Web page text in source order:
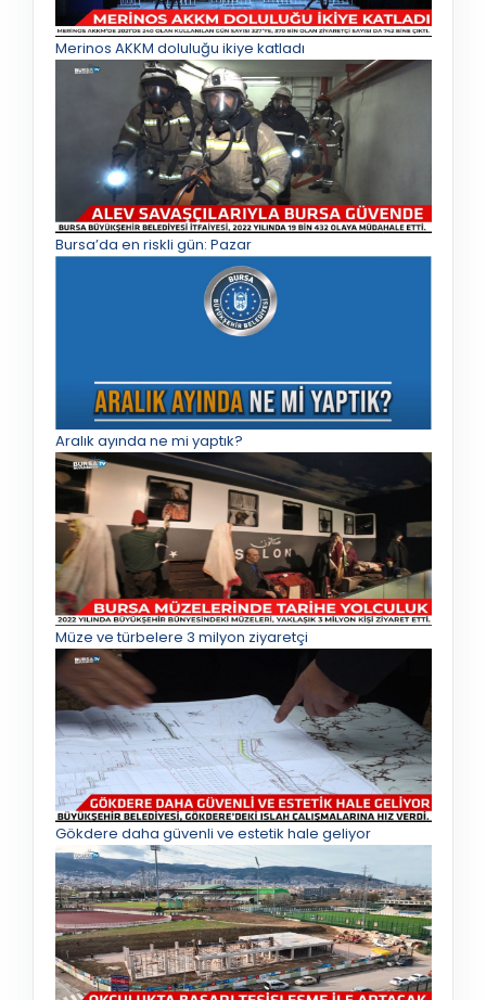
Merinos AKKM doluluğu ikiye katladı
Bursa’da en riskli gün: Pazar
Aralık ayında ne mi yaptık?
Müze ve türbelere 3 milyon ziyaretçi
Gökdere daha güvenli ve estetik hale geliyor